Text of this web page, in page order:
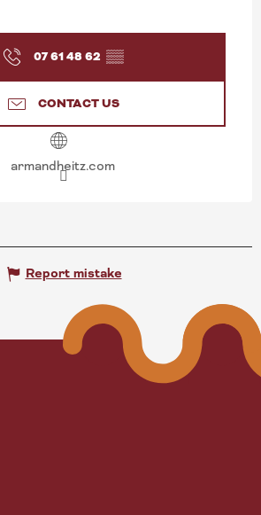
07 61 48 62 ▒▒
CONTACT US
armandheitz.com
Report mistake